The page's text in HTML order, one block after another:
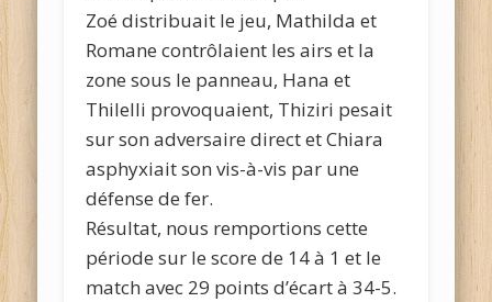
Zoé distribuait le jeu, Mathilda et
Romane contrôlaient les airs et la
zone sous le panneau, Hana et
Thilelli provoquaient, Thiziri pesait
sur son adversaire direct et Chiara
asphyxiait son vis-à-vis par une
défense de fer.
Résultat, nous remportions cette
période sur le score de 14 à 1 et le
match avec 29 points d’écart à 34-5.